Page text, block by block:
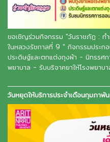
ขอเชิญร่วมกิจกรรม "วันราชภัฏ : ท
ในหลวงรัชกาลที่ 9 " กิจกรรมประ
ประดิษฐ์และตกแต่งถุงผ้า - นิทรรศ
พยาบาล - รับบริจาคยาให้โรงพยาบ
วันหยุดให้บริการประจำเดือนกุมภา